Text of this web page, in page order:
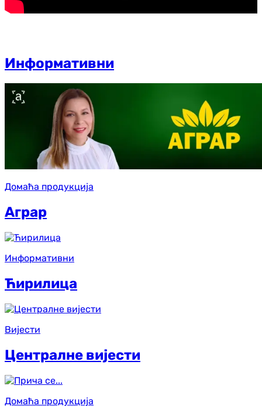
Информативни
Домаћа продукција
Аграр
Информативни
Ћирилица
Вијести
Централне вијести
Домаћа продукција